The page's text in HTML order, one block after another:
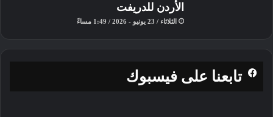
الأردن للدريفت
الثلاثاء / 23 يونيو - 2026 / 1:49 مساءً
تابعنا على فيسبوك